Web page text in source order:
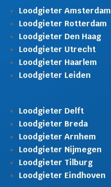
Loodgieter Amsterdam
Loodgieter Rotterdam
Loodgieter Den Haag
Loodgieter Utrecht
Loodgieter Haarlem
Loodgieter Leiden
Loodgieter Delft
Loodgieter Breda
Loodgieter Arnhem
Loodgieter Nijmegen
Loodgieter Tilburg
Loodgieter Eindhoven